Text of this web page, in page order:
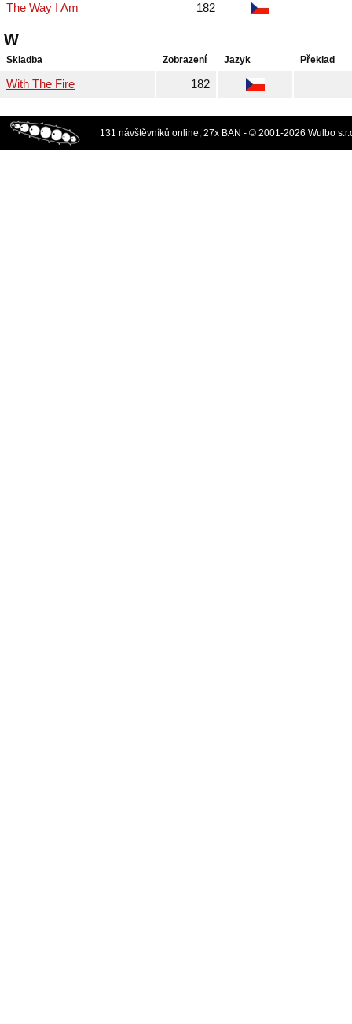
The Way I Am 182
W
Skladba Zobrazení Jazyk Překlad
With The Fire 182
131 návštěvníků online, 27x BAN - © 2001-2026 Wulbo